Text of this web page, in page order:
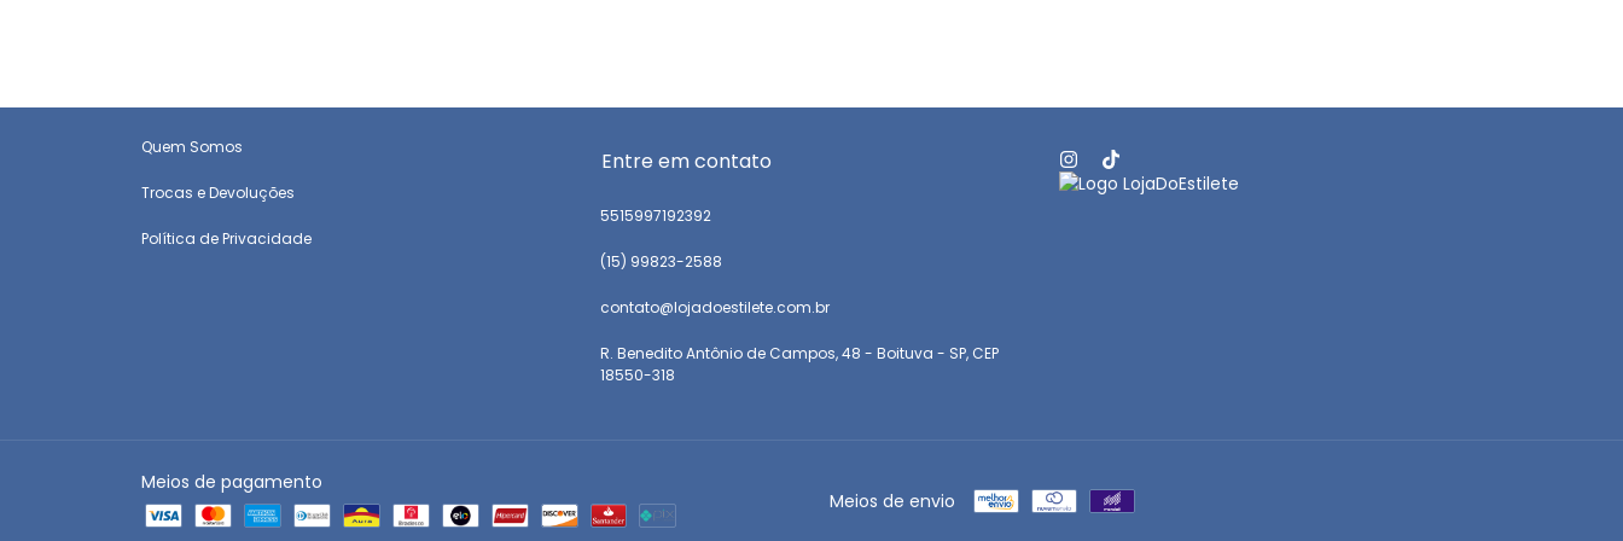
Quem Somos
Trocas e Devoluções
Política de Privacidade
Entre em contato
5515997192392
(15) 99823-2588
contato@lojadoestilete.com.br
R. Benedito Antônio de Campos, 48 - Boituva - SP, CEP
18550-318
Meios de pagamento
Meios de envio